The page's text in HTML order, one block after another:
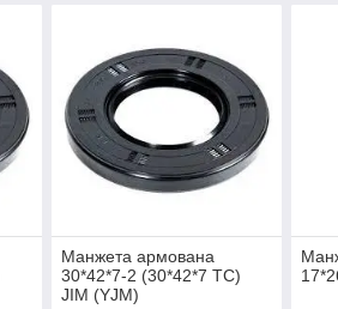
Манжета армована
30*42*7-2 (30*42*7 TC)
JIM (YJM)